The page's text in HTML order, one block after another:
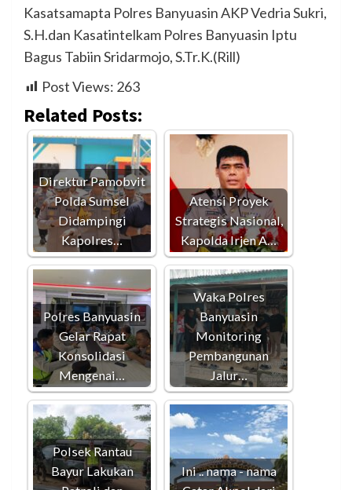
Kasatsamapta Polres Banyuasin AKP Vedria Sukri,
S.H.dan Kasatintelkam Polres Banyuasin Iptu
Bagus Tabiin Sridarmojo, S.Tr.K.(Rill)
Post Views: 263
Related Posts:
Direktur Pamobvit
Polda Sumsel
Didampingi
Kapolres…
Atensi Proyek
Strategis Nasional,
Kapolda Irjen A…
Polres Banyuasin
Gelar Rapat
Konsolidasi
Mengenai…
Waka Polres
Banyuasin
Monitoring
Pembangunan
Jalur…
Polsek Rantau
Bayur Lakukan
Ini .. nama - nama